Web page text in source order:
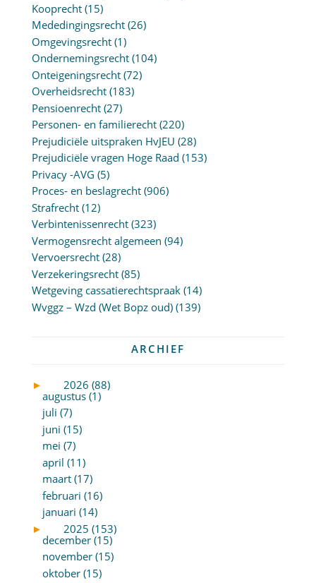
Kooprecht(15)
Mededingingsrecht(26)
Omgevingsrecht(1)
Ondernemingsrecht(104)
Onteigeningsrecht(72)
Overheidsrecht(183)
Pensioenrecht(27)
Personen- en familierecht(220)
Prejudiciële uitspraken HvJEU (28)
Prejudiciële vragen Hoge Raad (153)
Privacy -AVG (5)
Proces- en beslagrecht(906)
Strafrecht(12)
Verbintenissenrecht(323)
Vermogensrecht algemeen (94)
Vervoersrecht(28)
Verzekeringsrecht(85)
Wetgeving cassatierechtspraak(14)
Wvggz – Wzd (Wet Bopz oud)(139)
ARCHIEF
►
2026 (88)
augustus (1)
juli (7)
juni (15)
mei (7)
april (11)
maart (17)
februari (16)
januari (14)
►
2025 (153)
december (15)
november (15)
oktober (15)